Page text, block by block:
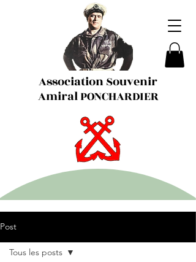
Association Souvenir
Amiral PONCHARDIER
Post
Tous les posts